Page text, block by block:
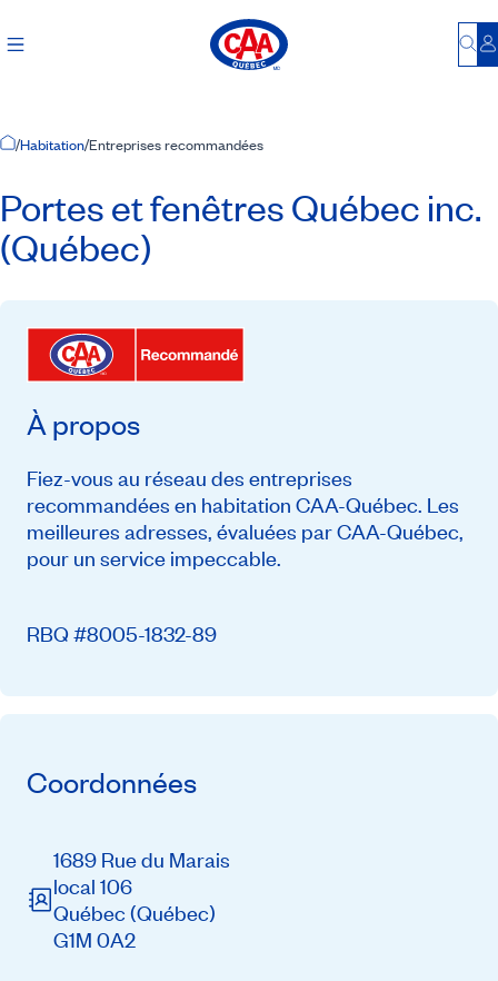
Accueil
/Habitation/Entreprises recommandées
Portes et fenêtres Québec inc.
(Québec)
À propos
Fiez-vous au réseau des entreprises
recommandées en habitation CAA-Québec. Les
meilleures adresses, évaluées par CAA-Québec,
pour un service impeccable.
RBQ #8005-1832-89
Coordonnées
1689 Rue du Marais
local 106
Québec (Québec)
G1M 0A2